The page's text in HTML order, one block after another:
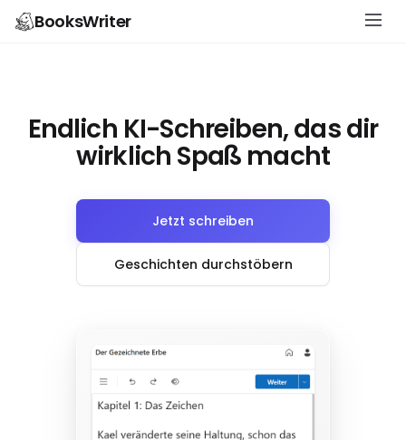
BooksWriter
Endlich KI-Schreiben, das dir
wirklich Spaß macht
Jetzt schreiben
Geschichten durchstöbern